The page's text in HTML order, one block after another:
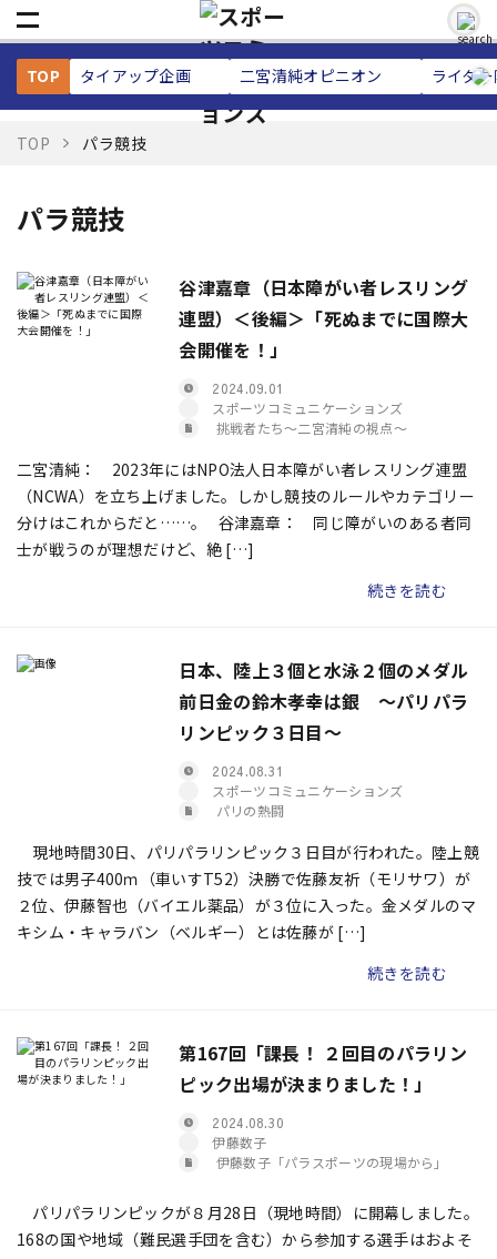
TOP タイアップ企画 二宮清純オピニオン ライタ
TOP パラ競技
パラ競技
谷津嘉章（日本障がい者レスリング
連盟）＜後編＞「死ぬまでに国際大
会開催を！」
2024.09.01
スポーツコミュニケーションズ
挑戦者たち〜二宮清純の視点〜
二宮清純： 2023年にはNPO法人日本障がい者レスリング連盟
（NCWA）を立ち上げました。しかし競技のルールやカテゴリー
分けはこれからだと……。 谷津嘉章： 同じ障がいのある者同
士が戦うのが理想だけど、絶 […]
続きを読む
日本、陸上３個と水泳２個のメダル
前日金の鈴木孝幸は銀 〜パリパラ
リンピック３日目〜
2024.08.31
スポーツコミュニケーションズ
パリの熱闘
現地時間30日、パリパラリンピック３日目が行われた。陸上競
技では男子400ｍ（車いすT52）決勝で佐藤友祈（モリサワ）が
２位、伊藤智也（バイエル薬品）が３位に入った。金メダルのマ
キシム・キャラバン（ベルギー）とは佐藤が […]
続きを読む
第167回「課長！ ２回目のパラリン
ピック出場が決まりました！」
2024.08.30
伊藤数子
伊藤数子「パラスポーツの現場から」
パリパラリンピックが８月28日（現地時間）に開幕しました。
168の国や地域（難民選手団を含む）から参加する選手はおよそ